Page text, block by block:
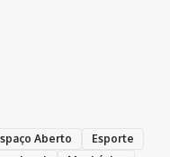
Aberto
Esporte